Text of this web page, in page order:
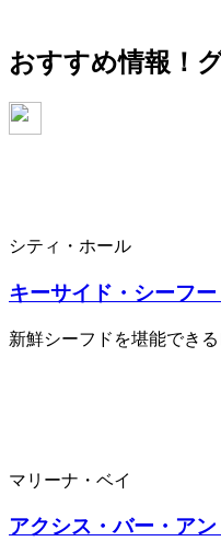
おすすめ情報！
シティ・ホール
キーサイド・シーフー
新鮮シーフドを堪能できる
マリーナ・ベイ
アクシス・バー・ア